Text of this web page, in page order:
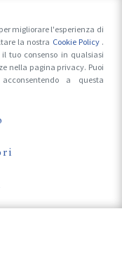
migliorare l'esperienza di
la nostra Cookie Policy .
tuo consenso in qualsiasi
nella pagina privacy. Puoi
a questa